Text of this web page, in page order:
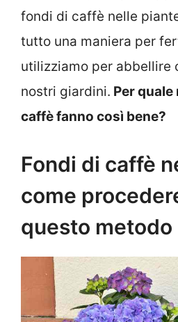
fondi di caffè nelle
tutto una maniera per
utilizziamo per abbellire
nostri giardini. Per
caffè fanno così bene?
Fondi di caffè
come
questo metodo